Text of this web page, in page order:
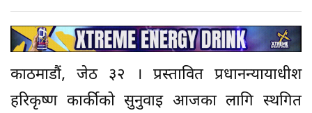
काठमाडौं, जेठ ३२ । प्रस्तावित प्रधानन्यायाधीश
हरिकृष्ण कार्कीको सुनुवाइ आजका लागि स्थगित